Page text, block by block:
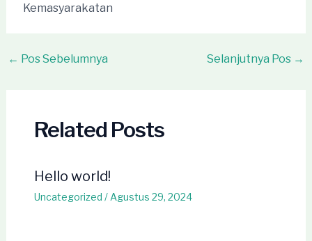
Kemasyarakatan
Post
← Pos Sebelumnya Selanjutnya Pos →
Related Posts
Hello world!
Uncategorized / Agustus 29, 2024